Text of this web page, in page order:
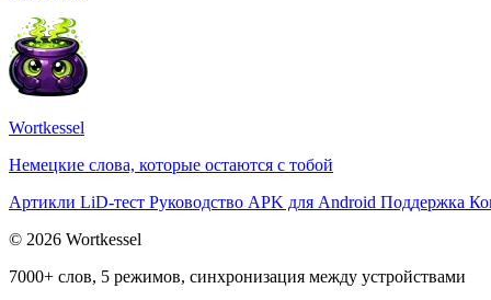
Wortkessel
Немецкие слова, которые остаются с тобой
Артикли LiD-тест Руководство APK для Android Поддержка
© 2026 Wortkessel
7000+ слов, 5 режимов, синхронизация между устройствами